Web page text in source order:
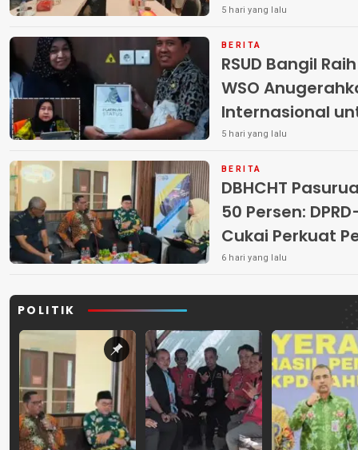
5 hari yang lalu
BERITA
RSUD Bangil
WSO
Internasional
5 hari yang lalu
BERITA
DBHCHT
50 Persen:
Cukai Perkuat
Peredaran
6 hari yang lalu
POLITIK